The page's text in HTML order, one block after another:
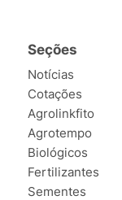
Seções
Notícias
Cotações
Agrolinkfito
Agrotempo
Biológicos
Fertilizantes
Sementes